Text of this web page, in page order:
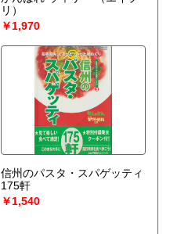
リ）
￥1,970
信州のパスタ・スパゲッティ
175軒
￥1,540